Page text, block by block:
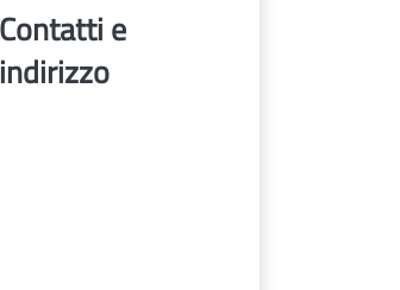
Contatti e
indirizzo